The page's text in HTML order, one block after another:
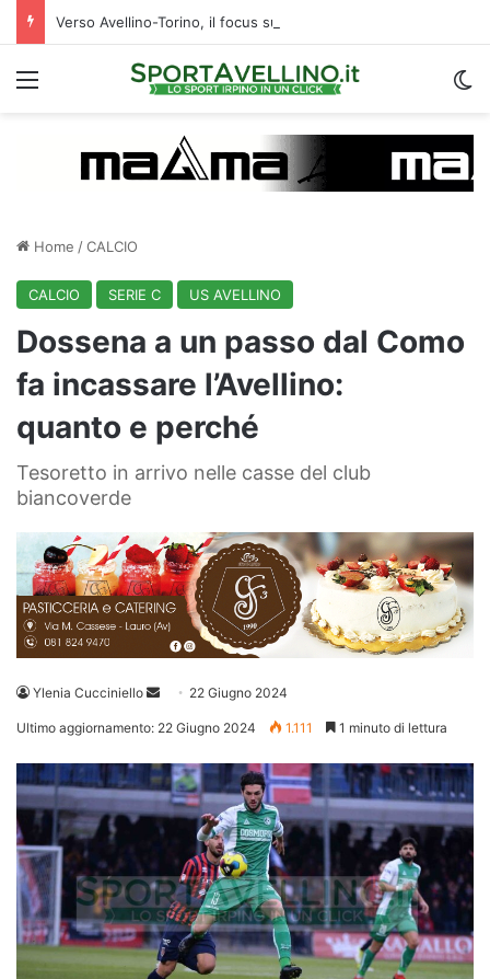
Verso Avellino-Torino, il focus sulla formazione granata
Menu
Home /CALCIO
CALCIO SERIE C US AVELLINO
Dossena a un passo dal Como
fa incassare l’Avellino:
quanto e perché
Tesoretto in arrivo nelle casse del club
biancoverde
Ylenia Cucciniello
Invia 22 Giugno 2024
Ultimo aggiornamento: 22 Giugno 2024 1.111 1 minuto di lettura